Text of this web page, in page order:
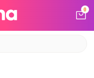
0